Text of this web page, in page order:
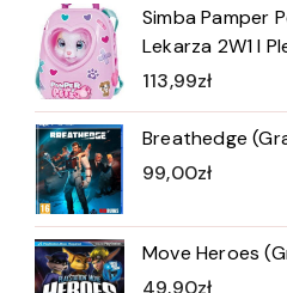
Simba Pamper
Lekarza 2W1 I
113,99zł
Breathedge
99,00zł
Move Heroes
49,90zł